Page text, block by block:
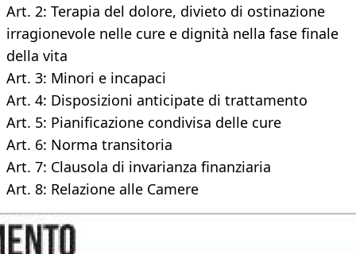
Art. 2: Terapia del dolore, divieto di ostinazione
irragionevole nelle cure e dignità nella fase finale
della vita
Art. 3: Minori e incapaci
Art. 4: Disposizioni anticipate di trattamento
Art. 5: Pianificazione condivisa delle cure
Art. 6: Norma transitoria
Art. 7: Clausola di invarianza finanziaria
Art. 8: Relazione alle Camere